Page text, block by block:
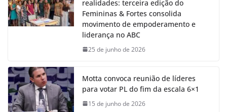
realidades: terceira edição do
Femininas & Fortes consolida
movimento de empoderamento e
liderança no ABC
25 de junho de 2026
Motta convoca reunião de líderes
para votar PL do fim da escala 6×1
15 de junho de 2026